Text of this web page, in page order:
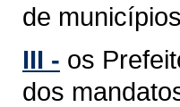
de
III - os
dos